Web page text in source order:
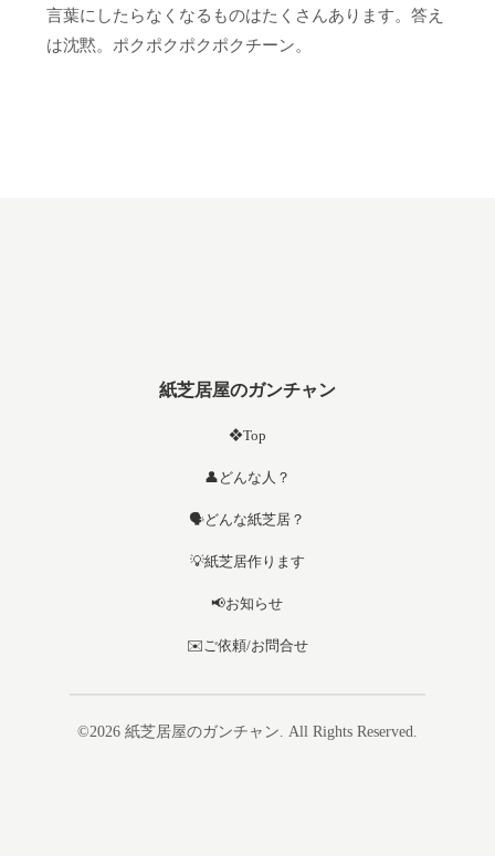
言葉にしたらなくなるものはたくさんあります。答え
は沈黙。ポクポクポクポクチーン。
紙芝居屋のガンチャン
❖Top
👤どんな人？
🗣️どんな紙芝居？
💡紙芝居作ります
📢お知らせ
✉️ご依頼/お問合せ
©2026 紙芝居屋のガンチャン. All Rights Reserved.